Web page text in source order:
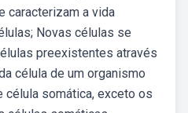
caracterizam a vida
Novas células se
preexistentes através
célula de um organismo
célula somática, exceto os